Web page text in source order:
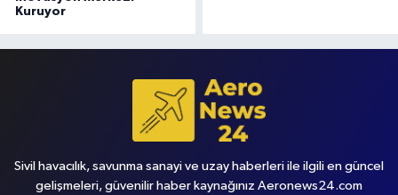
Kuruyor
Sivil havacılık, savunma sanayi ve uzay haberleri ile ilgili en güncel
gelişmeleri, güvenilir haber kaynağınız Aeronews24.com